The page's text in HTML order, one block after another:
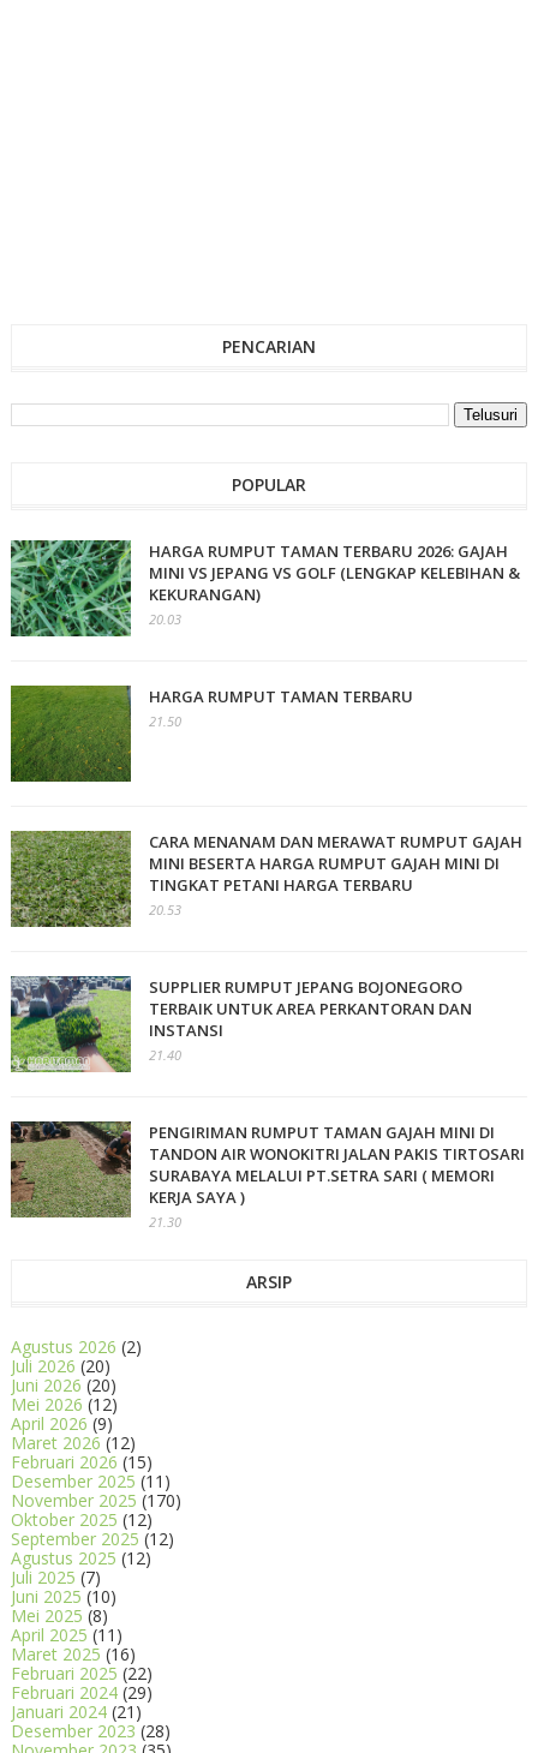
PENCARIAN
POPULAR
HARGA RUMPUT TAMAN TERBARU 2026: GAJAH
MINI VS JEPANG VS GOLF (LENGKAP KELEBIHAN &
KEKURANGAN)
20.03
HARGA RUMPUT TAMAN TERBARU
21.50
CARA MENANAM DAN MERAWAT RUMPUT GAJAH
MINI BESERTA HARGA RUMPUT GAJAH MINI DI
TINGKAT PETANI HARGA TERBARU
20.53
SUPPLIER RUMPUT JEPANG BOJONEGORO
TERBAIK UNTUK AREA PERKANTORAN DAN
INSTANSI
21.40
PENGIRIMAN RUMPUT TAMAN GAJAH MINI DI
TANDON AIR WONOKITRI JALAN PAKIS TIRTOSARI
SURABAYA MELALUI PT.SETRA SARI ( MEMORI
KERJA SAYA )
21.30
ARSIP
Agustus 2026 (2)
Juli 2026 (20)
Juni 2026 (20)
Mei 2026 (12)
April 2026 (9)
Maret 2026 (12)
Februari 2026 (15)
Desember 2025 (11)
November 2025 (170)
Oktober 2025 (12)
September 2025 (12)
Agustus 2025 (12)
Juli 2025 (7)
Juni 2025 (10)
Mei 2025 (8)
April 2025 (11)
Maret 2025 (16)
Februari 2025 (22)
Februari 2024(29)
Januari 2024(21)
Desember 2023 (28)